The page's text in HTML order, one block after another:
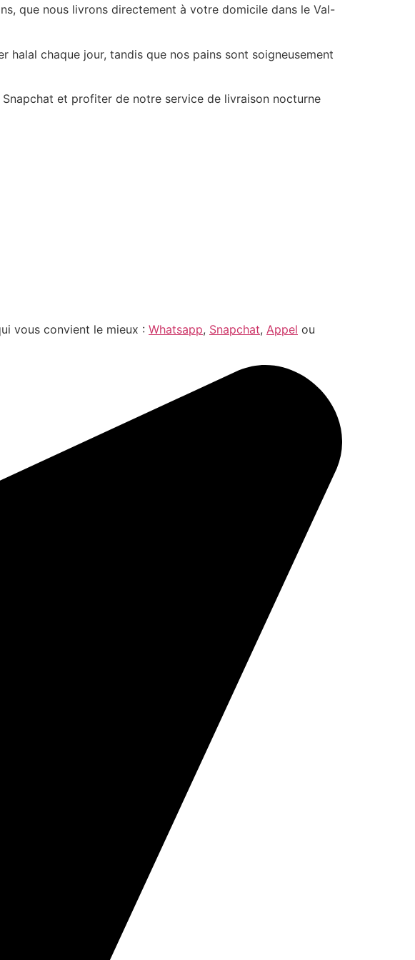
que nous livrons directement à votre domicile dans le Val-
chaque jour, tandis que nos pains sont soigneusement
et profiter de notre service de livraison nocturne
vous convient le mieux : Whatsapp, Snapchat, Appel ou